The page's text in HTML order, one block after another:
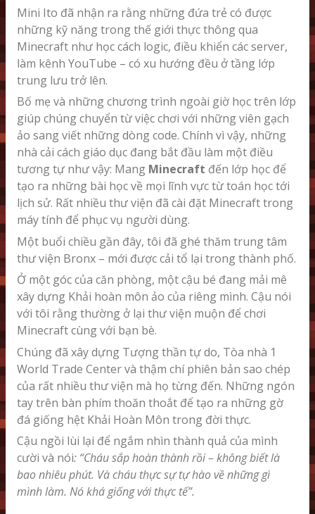
Mini Ito đã nhận ra rằng những đứa trẻ có được
những kỹ năng trong thế giới thực thông qua
Minecraft như học cách logic, điều khiển các server,
làm kênh YouTube – có xu hướng đều ở tầng lớp
trung lưu trở lên.
Bố mẹ và những chương trình ngoài giờ học trên lớp
giúp chúng chuyển từ việc chơi với những viên gạch
ảo sang viết những dòng code. Chính vì vậy, những
nhà cải cách giáo dục đang bắt đầu làm một điều
tương tự như vậy: Mang Minecraft đến lớp học để
tạo ra những bài học về mọi lĩnh vực từ toán học tới
lịch sử. Rất nhiều thư viện đã cài đặt Minecraft trong
máy tính để phục vụ người dùng.
Một buổi chiều gần đây, tôi đã ghé thăm trung tâm
thư viện Bronx – mới được cải tổ lại trong thành phố.
Ở một góc của căn phòng, một cậu bé đang mải mê
xây dựng Khải hoàn môn ảo của riêng mình. Cậu nói
với tôi rằng thường ở lại thư viện muộn để chơi
Minecraft cùng với bạn bè.
Chúng đã xây dựng Tượng thần tự do, Tòa nhà 1
World Trade Center và thậm chí phiên bản sao chép
của rất nhiều thư viện mà họ từng đến. Những ngón
tay trên bàn phím thoăn thoắt để tạo ra những gờ
đá giống hệt Khải Hoàn Môn trong đời thực.
Cậu ngồi lùi lại để ngắm nhìn thành quả của mình
cười và nói: “Cháu sắp hoàn thành rồi – không biết là
bao nhiêu phút. Và cháu thực sự tự hào về những gì
mình làm. Nó khá giống với thực tế”.